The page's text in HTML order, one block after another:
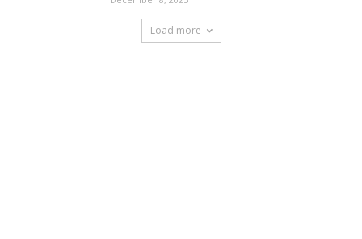
Load more